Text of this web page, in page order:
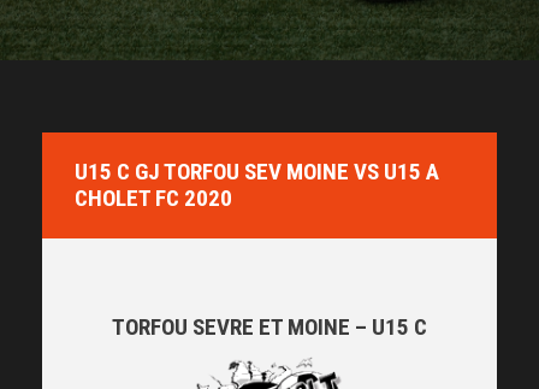
U15 C GJ TORFOU SEV MOINE VS U15 A
CHOLET FC 2020
TORFOU SEVRE ET MOINE – U15 C